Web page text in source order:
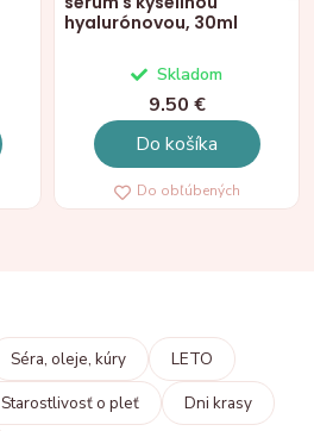
hyalurónovou, 30ml
Skladom
9.50 €
Do košíka
Do obľúbených
Séra, oleje, kúry
LETO
Starostlivosť o pleť
Dni krasy